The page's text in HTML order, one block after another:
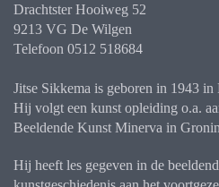
Drachtster Hooiweg 52
9213 VG De Wilgen
Telefoon 0512 518684
Jitse Sikkema is geboren in 1943 in
Hij volgt een kunst opleiding o.a.
Beeldende Kunst Minerva in
Hij heeft les gegeven in de